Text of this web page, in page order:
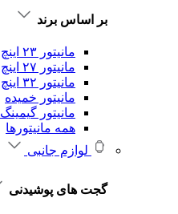
بر اساس برند
مانیتور ۲۳ اینچ
مانیتور ۲۷ اینچ
مانیتور ۳۲ اینچ
مانیتور خمیده
مانیتور گیمینگ
همه مانیتورها
لوازم جانبی
گجت های پوشیدنی